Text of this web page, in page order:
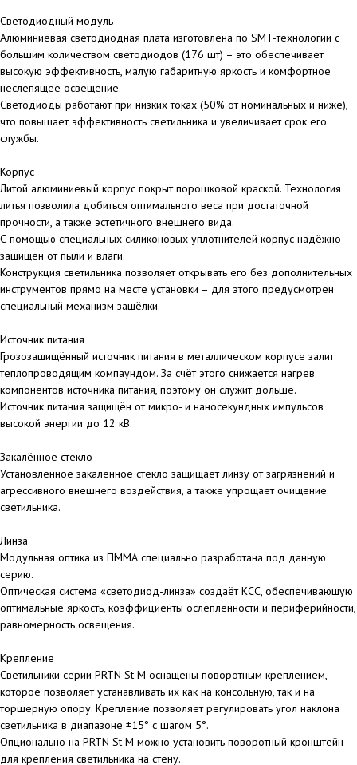
Светодиодный модуль
Алюминиевая светодиодная плата изготовлена по SMT-технологии с
большим количеством светодиодов (176 шт) – это обеспечивает
высокую эффективность, малую габаритную яркость и комфортное
неслепящее освещение.
Светодиоды работают при низких токах (50% от номинальных и ниже),
что повышает эффективность светильника и увеличивает срок его
службы.
Корпус
Литой алюминиевый корпус покрыт порошковой краской. Технология
литья позволила добиться оптимального веса при достаточной
прочности, а также эстетичного внешнего вида.
С помощью специальных силиконовых уплотнителей корпус надёжно
защищён от пыли и влаги.
Конструкция светильника позволяет открывать его без дополнительных
инструментов прямо на месте установки – для этого предусмотрен
специальный механизм защёлки.
Источник питания
Грозозащищённый источник питания в металлическом корпусе залит
теплопроводящим компаундом. За счёт этого снижается нагрев
компонентов источника питания, поэтому он служит дольше.
Источник питания защищён от микро- и наносекундных импульсов
высокой энергии до 12 кВ.
Закалённое стекло
Установленное закалённое стекло защищает линзу от загрязнений и
агрессивного внешнего воздействия, а также упрощает очищение
светильника.
Линза
Модульная оптика из ПММА специально разработана под данную
серию.
Оптическая система «светодиод-линза» создаёт КСС, обеспечивающую
оптимальные яркость, коэффициенты ослеплённости и периферийности,
равномерность освещения.
Крепление
Светильники серии PRTN St M оснащены поворотным креплением,
которое позволяет устанавливать их как на консольную, так и на
торшерную опору. Крепление позволяет регулировать угол наклона
светильника в диапазоне ±15° с шагом 5°.
Опционально на PRTN St M можно установить поворотный кронштейн
для крепления светильника на стену.